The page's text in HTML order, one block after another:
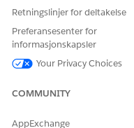
og relater den til
Feltene
brukes som inndata
Konfigurere
Knytt
Kontroller at
forretningsprofiler til
Retningslinjer for deltakelse
Preferansesenter for
informasjonskapsler
Your Privacy Choices
COMMUNITY
AppExchange